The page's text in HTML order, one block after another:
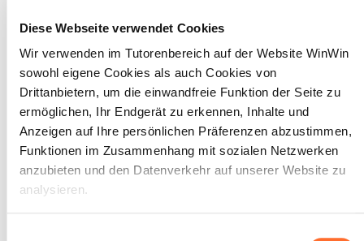
Diese Webseite verwendet Cookies
Wir verwenden im Tutorenbereich auf der Website WinWin
sowohl eigene Cookies als auch Cookies von
Drittanbietern, um die einwandfreie Funktion der Seite zu
ermöglichen, Ihr Endgerät zu erkennen, Inhalte und
Anzeigen auf Ihre persönlichen Präferenzen abzustimmen,
Funktionen im Zusammenhang mit sozialen Netzwerken
anzubieten und den Datenverkehr auf unserer Website zu
analysieren.
Der/die Auszubildende ist in
der Lage seine Rolle im Team
zu reflektieren und partizipiert
aktiv an der Gestaltung der
pädagogischen Arbeit.
Maximale Punktzahl: 12